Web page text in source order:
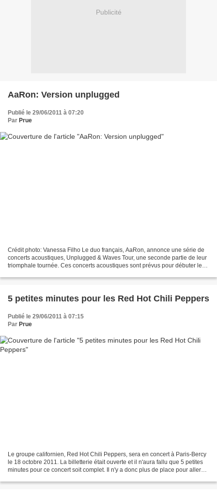
Publicité
AaRon: Version unplugged
Publié le 29/06/2011 à 07:20
Par Prue
Crédit photo: Vanessa Filho Le duo français, AaRon, annonce une série de
concerts acoustiques, Unplugged & Waves Tour, une seconde partie de leur
triomphale tournée. Ces concerts acoustiques sont prévus pour débuter le
5 petites minutes pour les Red Hot Chili Peppers
Publié le 29/06/2011 à 07:15
Par Prue
Le groupe californien, Red Hot Chili Peppers, sera en concert à Paris-Bercy
le 18 octobre 2011. La billetterie était ouverte et il n'aura fallu que 5 petites
minutes pour ce concert soit complet. Il n'y a donc plus de place pour aller